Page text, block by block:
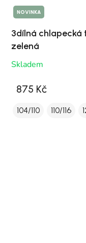
NOVINKA
3dílná chlapecká
zelená
Skladem
875 Kč
104/110 110/116